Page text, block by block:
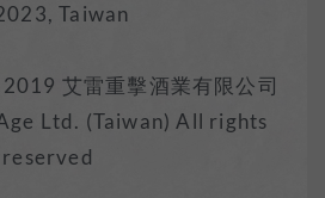
Taiwan
艾雷重擊酒業有限公司
Ltd. (Taiwan) All rights
reserved